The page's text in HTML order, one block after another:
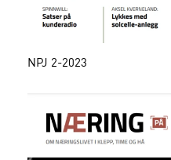
NPJ 2-2023